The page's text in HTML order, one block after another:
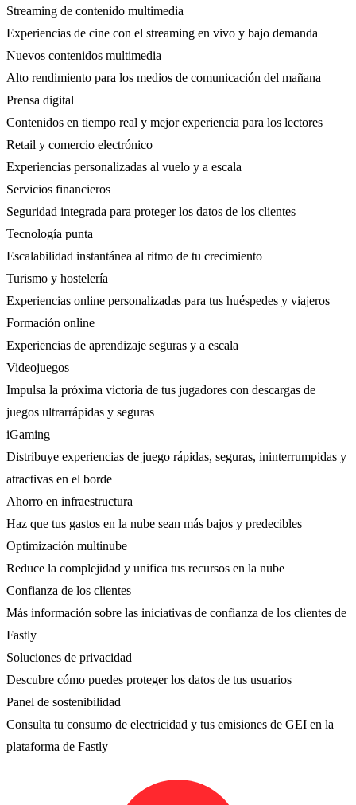
Streaming de contenido multimedia
Experiencias de cine con el streaming en vivo y bajo demanda
Nuevos contenidos multimedia
Alto rendimiento para los medios de comunicación del mañana
Prensa digital
Contenidos en tiempo real y mejor experiencia para los lectores
Retail y comercio electrónico
Experiencias personalizadas al vuelo y a escala
Servicios financieros
Seguridad integrada para proteger los datos de los clientes
Tecnología punta
Escalabilidad instantánea al ritmo de tu crecimiento
Turismo y hostelería
Experiencias online personalizadas para tus huéspedes y viajeros
Formación online
Experiencias de aprendizaje seguras y a escala
Videojuegos
Impulsa la próxima victoria de tus jugadores con descargas de
juegos ultrarrápidas y seguras
iGaming
Distribuye experiencias de juego rápidas, seguras, ininterrumpidas y
atractivas en el borde
Ahorro en infraestructura
Haz que tus gastos en la nube sean más bajos y predecibles
Optimización multinube
Reduce la complejidad y unifica tus recursos en la nube
Confianza de los clientes
Más información sobre las iniciativas de confianza de los clientes de
Fastly
Soluciones de privacidad
Descubre cómo puedes proteger los datos de tus usuarios
Panel de sostenibilidad
Consulta tu consumo de electricidad y tus emisiones de GEI en la
plataforma de Fastly